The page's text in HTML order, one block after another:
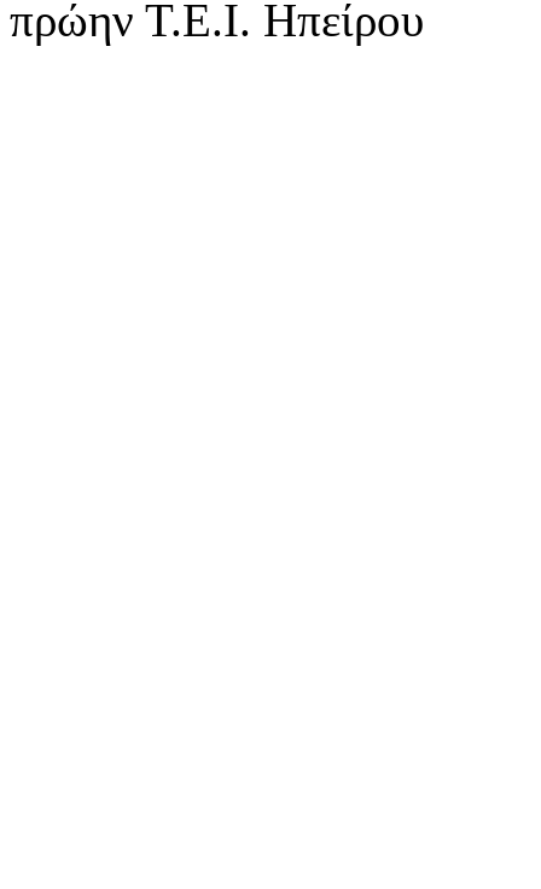
πρώην Τ.Ε.Ι. Ηπείρου